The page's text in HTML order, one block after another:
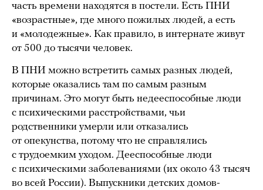
часть времени находятся в постели. Есть ПНИ
«возрастные», где много пожилых людей, а есть
и «молодежные». Как правило, в интернате живут
от 500 до тысячи человек.
В ПНИ можно встретить самых разных людей,
которые оказались там по самым разным
причинам. Это могут быть недееспособные люди
с психическими расстройствами, чьи
родственники умерли или отказались
от опекунства, потому что не справлялись
с трудоемким уходом. Дееспособные люди
с психическими заболеваниями (их около 43 тысяч
во всей России). Выпускники детских домов-